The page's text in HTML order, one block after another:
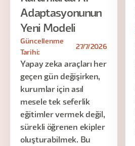
Adaptasyonunun
Yeni Modeli
Güncellenme
Tarihi:
27/7/2026
Yapay zeka araçları her
geçen gün değişirken,
kurumlar için asıl
mesele tek seferlik
eğitimler vermek değil,
sürekli öğrenen ekipler
oluşturabilmek. Bu